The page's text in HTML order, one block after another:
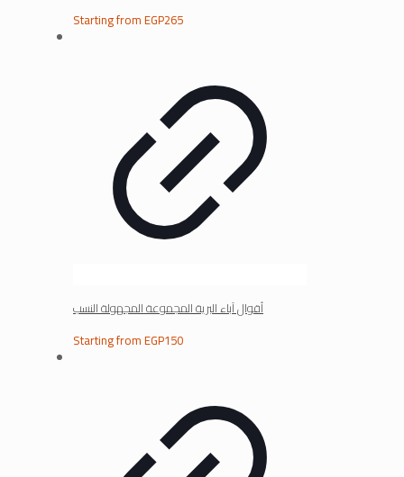
Starting fromEGP265
أقوال آباء البرية المجموعة المجهولة النسب
Starting fromEGP150